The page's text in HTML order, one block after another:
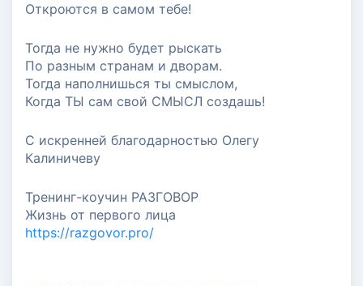
Откроются в самом тебе!
Тогда не нужно будет рыскать
По разным странам и дворам.
Тогда наполнишься ты смыслом,
Когда ТЫ сам свой СМЫСЛ создашь!
С искренней благодарностью Олегу
Калиничеву
Тренинг-коучин РАЗГОВОР
Жизнь от первого лица
https://razgovor.pro/